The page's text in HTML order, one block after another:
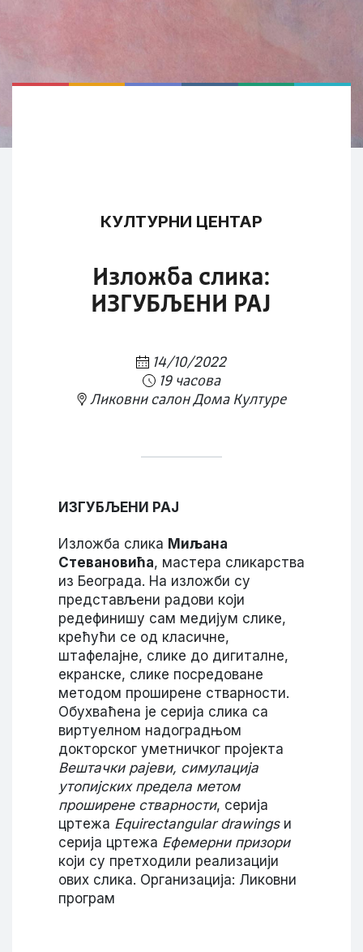
КУЛТУРНИ ЦЕНТАР
Изложба слика:
ИЗГУБЉЕНИ РАЈ
14/10/2022
19 часова
Ликовни салон Дома Културе
ИЗГУБЉЕНИ РАЈ
Изложба слика Миљана
Стевановића, мастера сликарства
из Београда. На изложби су
представљени радови који
редефинишу сам медијум слике,
крећући се од класичне,
штафелајне, слике до дигиталне,
екранске, слике посредоване
методом проширене стварности.
Обухваћена је серија слика са
виртуелном надоградњом
докторског уметничког пројекта
Вештачки рајеви, симулација
утопијских предела метом
проширене стварности, серија
цртежа Equirectangular drawings и
серија цртежа Ефемерни призори
који су претходили реализацији
ових слика. Организација: Ликовни
програм